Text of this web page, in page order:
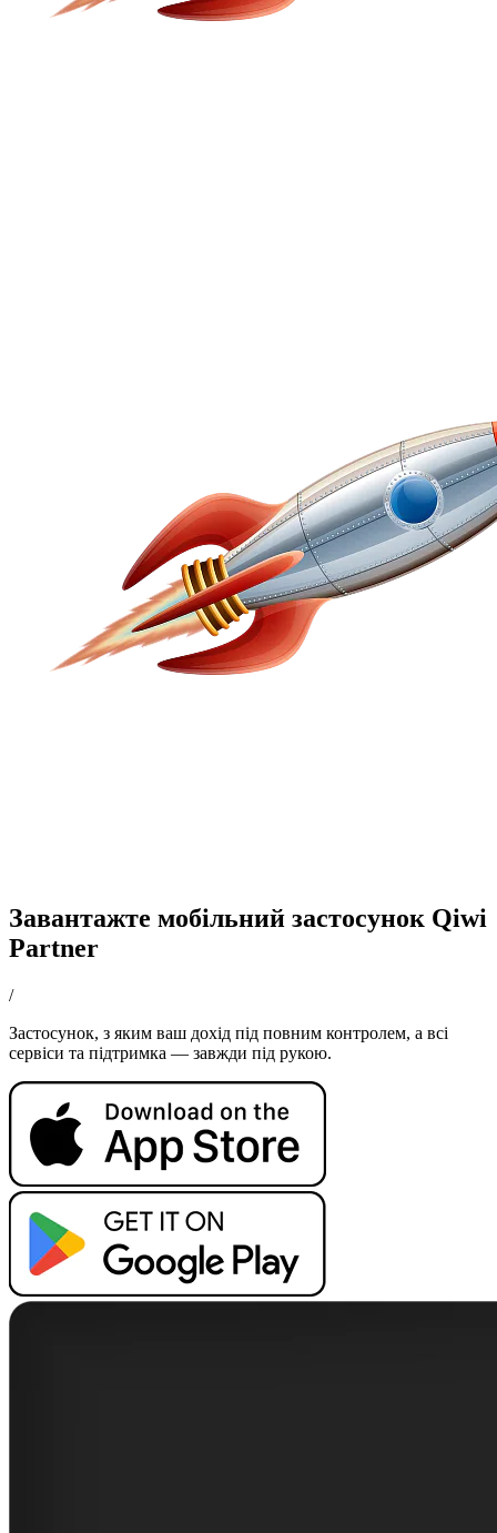
Завантажте мобільний застосунок Qiwi
Partner
/
Застосунок, з яким ваш дохід під повним контролем, а всі
сервіси та підтримка — завжди під рукою.